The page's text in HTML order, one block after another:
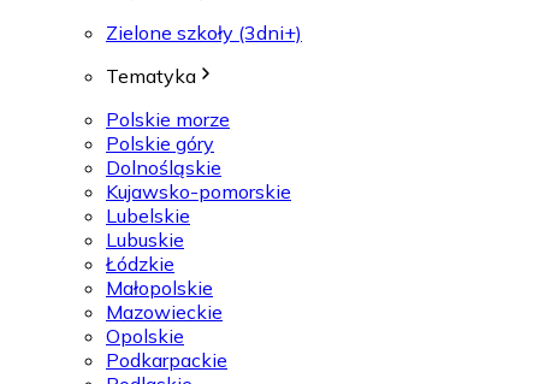
Zielone szkoły (3dni+)
Tematyka
Polskie morze
Polskie góry
Dolnośląskie
Kujawsko-pomorskie
Lubelskie
Lubuskie
Łódzkie
Małopolskie
Mazowieckie
Opolskie
Podkarpackie